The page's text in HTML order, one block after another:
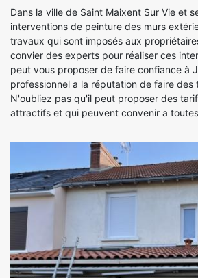
Dans la ville de Saint Maixent Sur Vie et
interventions de peinture des murs
travaux qui sont imposés aux
convier des experts pour réaliser ces
peut vous proposer de faire confiance à
professionnel a la réputation de faire des
N'oubliez pas qu'il peut proposer des
attractifs et qui peuvent convenir a